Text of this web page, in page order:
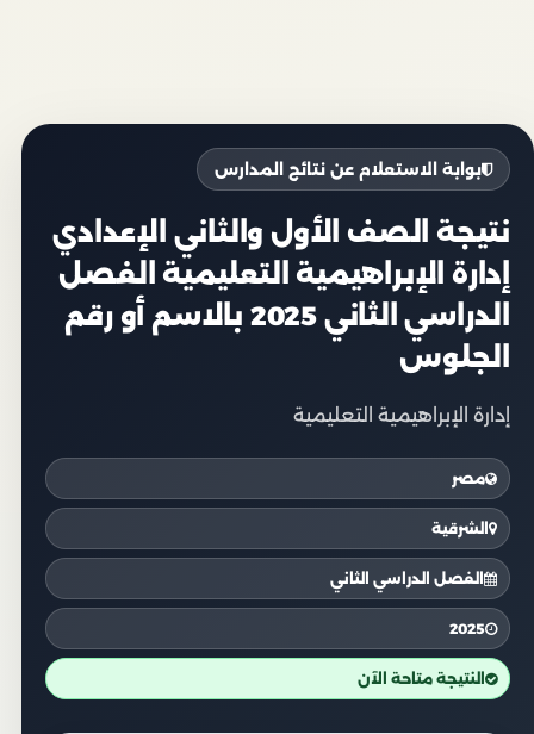
بوابة الاستعلام عن نتائج المدارس
نتيجة الصف الأول والثاني الإعدادي
إدارة الإبراهيمية التعليمية الفصل
الدراسي الثاني 2025 بالاسم أو رقم
الجلوس
إدارة الإبراهيمية التعليمية
مصر
الشرقية
الفصل الدراسي الثاني
2025
النتيجة متاحة الآن